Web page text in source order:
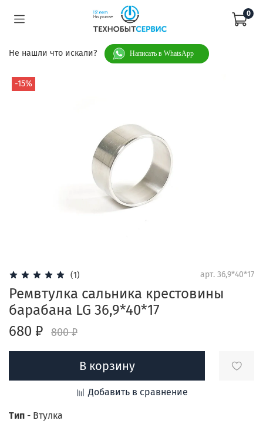
0
Не нашли что искали? Написать в WhatsApp
-15%
(1) арт. 36,9*40*17
Ремвтулка сальника крестовины
барабана LG 36,9*40*17
680 ₽
800 ₽
В корзину
Добавить в сравнение
Тип - Втулка